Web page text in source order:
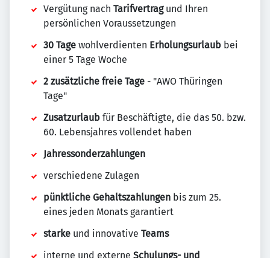
Vergütung nach Tarifvertragund Ihren
persönlichen Voraussetzungen
30 Tage wohlverdienten Erholungsurlaub bei
einer 5 Tage Woche
2 zusätzliche freie Tage - "AWO Thüringen
Tage"
Zusatzurlaub für Beschäftigte, die das 50. bzw.
60. Lebensjahres vollendet haben
Jahressonderzahlungen
verschiedene Zulagen
pünktliche Gehaltszahlungen bis zum 25.
eines jeden Monats garantiert
starke und innovative Teams
interne und externe Schulungs- und